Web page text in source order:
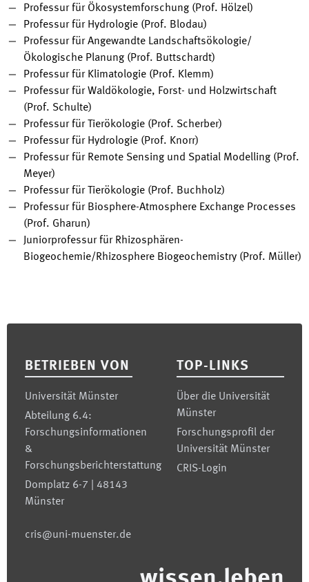
Professur für Ökosystemforschung (Prof. Hölzel)
Professur für Hydrologie (Prof. Blodau)
Professur für Angewandte Landschaftsökologie/
Ökologische Planung (Prof. Buttschardt)
Professur für Klimatologie (Prof. Klemm)
Professur für Waldökologie, Forst- und Holzwirtschaft
(Prof. Schulte)
Professur für Tierökologie (Prof. Scherber)
Professur für Hydrologie (Prof. Knorr)
Professur für Remote Sensing und Spatial Modelling (Prof.
Meyer)
Professur für Tierökologie (Prof. Buchholz)
Professur für Biosphere-Atmosphere Exchange Processes
(Prof. Gharun)
Juniorprofessur für Rhizosphären-
Biogeochemie/Rhizosphere Biogeochemistry (Prof. Müller)
BETRIEBEN VON
Universität Münster
Abteilung 6.4:
Forschungsinformationen
&
Forschungsberichterstattung
Domplatz 6-7 | 48143
Münster
cris@uni-muenster.de
TOP-LINKS
Über die Universität
Münster
Forschungsprofil der
Universität Münster
CRIS-Login